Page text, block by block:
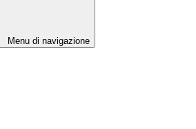
Menu di navigazione